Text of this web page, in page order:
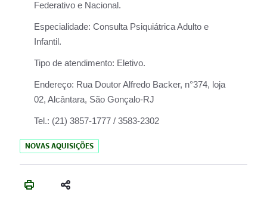
Federativo e Nacional.
Especialidade: Consulta Psiquiátrica Adulto e
Infantil.
Tipo de atendimento: Eletivo.
Endereço: Rua Doutor Alfredo Backer, n°374, loja
02, Alcântara, São Gonçalo-RJ
Tel.: (21) 3857-1777 / 3583-2302
NOVAS AQUISIÇÕES